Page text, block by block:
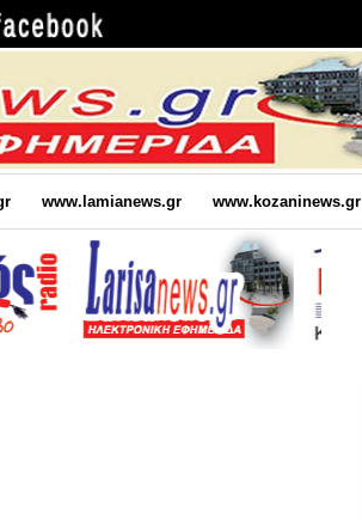
www.lamianews.gr www.kozaninews.gr